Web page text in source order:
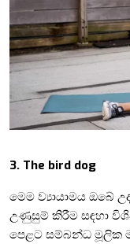
3. The bird dog
මෙම ව්‍යායාමය ඔබේ
උණුසුම් කිරීම සඳහා
පෙළට සම්බන්ධ මූලික